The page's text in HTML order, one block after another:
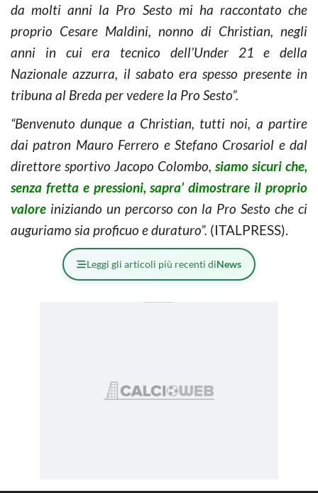
da molti anni la Pro Sesto mi ha raccontato che
proprio Cesare Maldini, nonno di Christian, negli
anni in cui era tecnico dell’Under 21 e della
Nazionale azzurra, il sabato era spesso presente in
tribuna al Breda per vedere la Pro Sesto”.
“Benvenuto dunque a Christian, tutti noi, a partire
dai patron Mauro Ferrero e Stefano Crosariol e dal
direttore sportivo Jacopo Colombo, siamo sicuri che,
senza fretta e pressioni, sapra’ dimostrare il proprio
valore iniziando un percorso con la Pro Sesto che ci
auguriamo sia proficuo e duraturo”. (ITALPRESS).
Leggi gli articoli più recenti diNews